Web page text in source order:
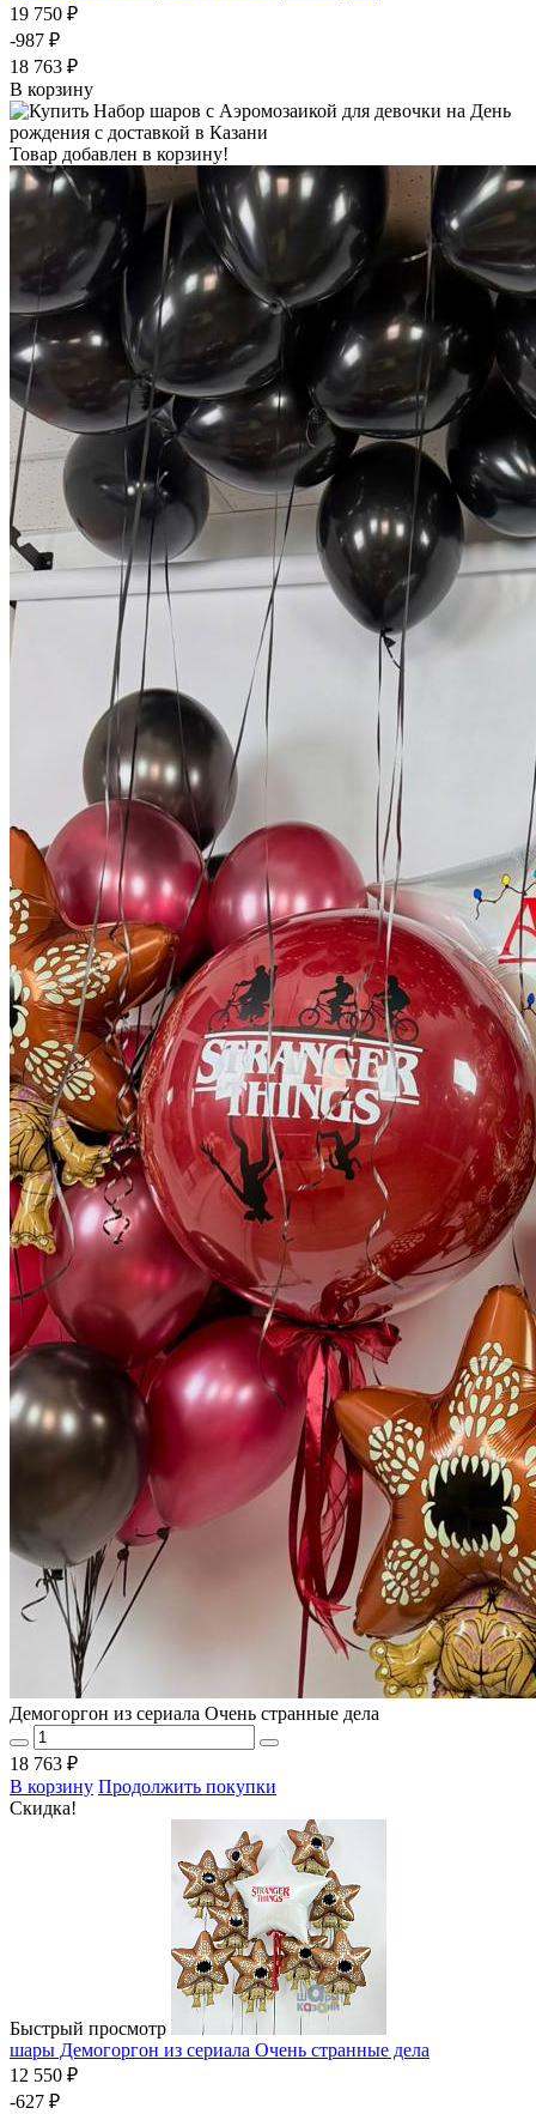
19 750 ₽
-987 ₽
18 763 ₽
В корзину
Товар добавлен в корзину!
Демогоргон из сериала Очень странные дела
18 763 ₽
В корзину Продолжить покупки
Скидка!
Быстрый просмотр
шары Демогоргон из сериала Очень странные дела
12 550 ₽
-627 ₽